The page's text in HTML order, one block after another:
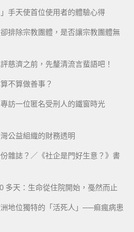
手天使首位使用者的體驗心得
排除宗教團體，是否讓宗教團體無
慈濟之前，先釐清流言蜚語吧！
不算做善事？
訪一位匿名受刑人的鐵窗時光
公益組織的財務透明
雜誌？／《社企是門好生意？》書
多天：生命從住院開始，戞然而止
洲地位獨特的「活死人」──痲瘋病患